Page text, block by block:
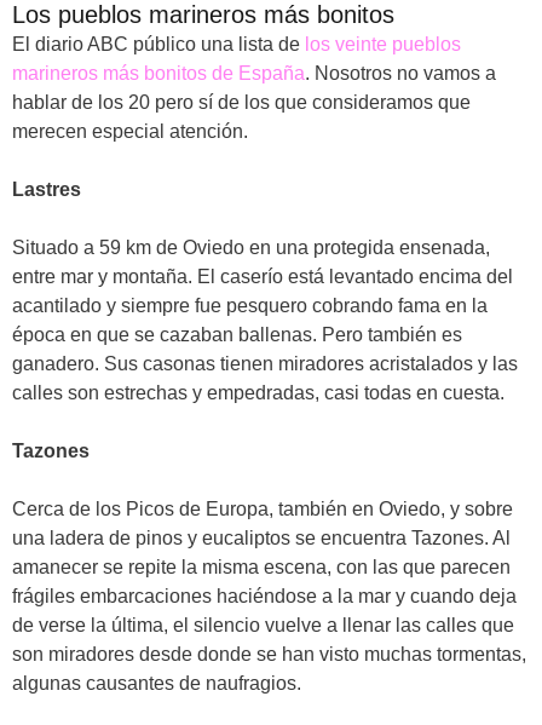
Los pueblos marineros más bonitos
El diario ABC público una lista de los veinte pueblos
marineros más bonitos de España. Nosotros no vamos a
hablar de los 20 pero sí de los que consideramos que
merecen especial atención.
Lastres
Situado a 59 km de Oviedo en una protegida ensenada,
entre mar y montaña. El caserío está levantado encima del
acantilado y siempre fue pesquero cobrando fama en la
época en que se cazaban ballenas. Pero también es
ganadero. Sus casonas tienen miradores acristalados y las
calles son estrechas y empedradas, casi todas en cuesta.
Tazones
Cerca de los Picos de Europa, también en Oviedo, y sobre
una ladera de pinos y eucaliptos se encuentra Tazones. Al
amanecer se repite la misma escena, con las que parecen
frágiles embarcaciones haciéndose a la mar y cuando deja
de verse la última, el silencio vuelve a llenar las calles que
son miradores desde donde se han visto muchas tormentas,
algunas causantes de naufragios.